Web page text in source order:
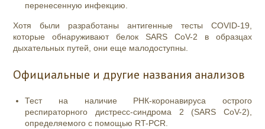
перенесенную инфекцию.
Хотя были разработаны антигенные тесты COVID-19,
которые обнаруживают белок SARS CoV-2 в образцах
дыхательных путей, они еще малодоступны.
Официальные и другие названия анализов
Тест на наличие РНК-коронавируса острого
респираторного дистресс-синдрома 2 (SARS CoV-2),
определяемого с помощью RT-PCR.